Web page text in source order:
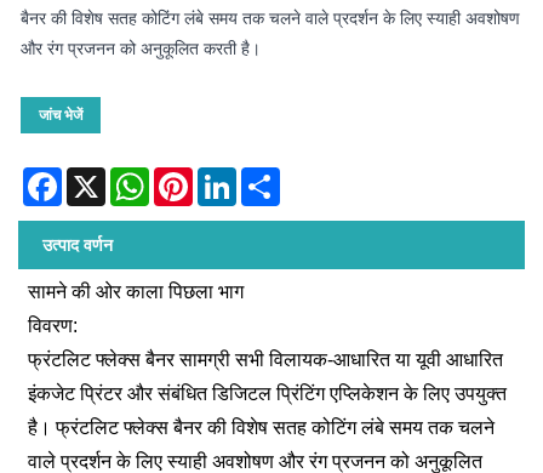
बैनर की विशेष सतह कोटिंग लंबे समय तक चलने वाले प्रदर्शन के लिए स्याही अवशोषण
और रंग प्रजनन को अनुकूलित करती है।
जांच भेजें
Facebook
X WhatsAppPinterestLinkedIn
उत्पाद वर्णन
सामने की ओर काला पिछला भाग
विवरण:
फ्रंटलिट फ्लेक्स बैनर सामग्री सभी विलायक-आधारित या यूवी आधारित
इंकजेट प्रिंटर और संबंधित डिजिटल प्रिंटिंग एप्लिकेशन के लिए उपयुक्त
है। फ्रंटलिट फ्लेक्स बैनर की विशेष सतह कोटिंग लंबे समय तक चलने
वाले प्रदर्शन के लिए स्याही अवशोषण और रंग प्रजनन को अनुकूलित